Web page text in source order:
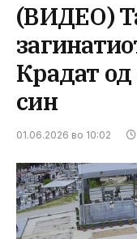
(ВИДЕО)
Крадат од
син
01.06.2026 во 10:02